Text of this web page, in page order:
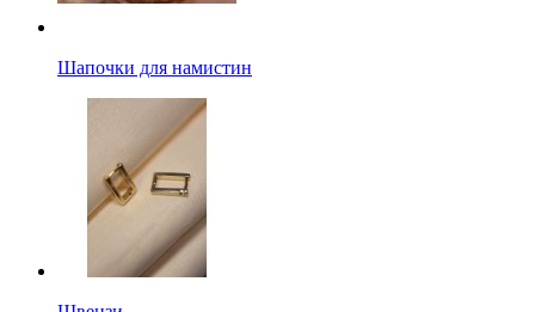
Шапочки для намистин